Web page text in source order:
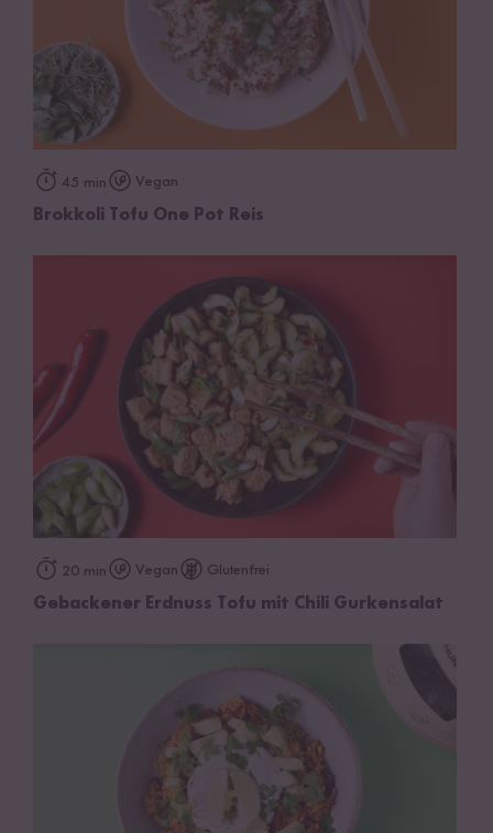
45 min Vegan
Brokkoli Tofu One Pot Reis
20 min Vegan Glutenfrei
Gebackener Erdnuss Tofu mit Chili Gurkensalat